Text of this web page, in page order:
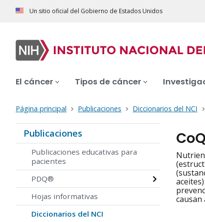
Un sitio oficial del Gobierno de Estados Unidos
El cáncer Tipos de cáncer
Página principal Publicaciones Diccionarios del NCI
Publicaciones
Publicaciones educativas para
pacientes
PDQ®
Hojas informativas
Diccionarios del NCI
causan